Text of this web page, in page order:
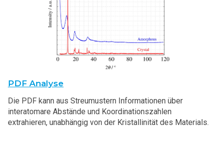
PDF Analyse
Die PDF kann aus Streumustern Informationen über
interatomare Abstände und Koordinationszahlen
extrahieren, unabhängig von der Kristallinität des Materials.